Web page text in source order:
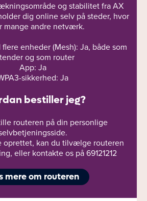
og stabilitet fra AX
dig online selv på steder, hvor
mange andre netværk.
enheder (Mesh): Ja, både som
og som router
App: Ja
sikkerhed: Ja
bestiller jeg?
routeren på din personlige
oprettet, kan du tilvælge routeren
eller kontakte os på 69121212
mere om routeren